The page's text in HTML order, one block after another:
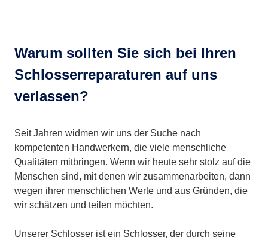
Warum sollten Sie sich bei Ihren
Schlosserreparaturen auf uns
verlassen?
Seit Jahren widmen wir uns der Suche nach
kompetenten Handwerkern, die viele menschliche
Qualitäten mitbringen. Wenn wir heute sehr stolz auf die
Menschen sind, mit denen wir zusammenarbeiten, dann
wegen ihrer menschlichen Werte und aus Gründen, die
wir schätzen und teilen möchten.
Unserer Schlosser ist ein Schlosser, der durch seine